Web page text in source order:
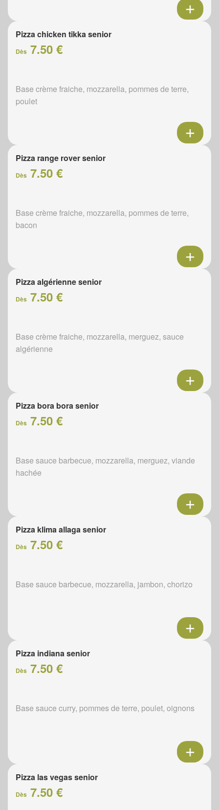
Pizza chicken tikka senior
Dès 7.50 €
Base crème fraiche, mozzarella, pommes de terre,
poulet
Pizza range rover senior
Dès 7.50 €
Base crème fraiche, mozzarella, pommes de terre,
bacon
Pizza algérienne senior
Dès 7.50 €
Base crème fraiche, mozzarella, merguez, sauce
algérienne
Pizza bora bora senior
Dès 7.50 €
Base sauce barbecue, mozzarella, merguez, viande
hachée
Pizza klima allaga senior
Dès 7.50 €
Base sauce barbecue, mozzarella, jambon, chorizo
Pizza indiana senior
Dès 7.50 €
Base sauce curry, pommes de terre, poulet, oignons
Pizza las vegas senior
Dès 7.50 €